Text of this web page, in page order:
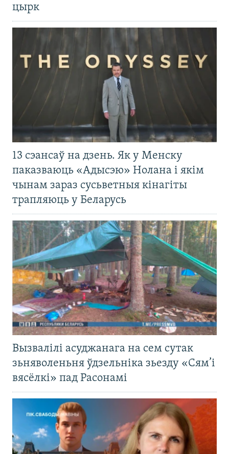
цырк
13 сэансаў на дзень. Як у Менску
паказваюць «Адысэю» Нолана і якім
чынам зараз сусьветныя кінагіты
трапляюць у Беларусь
Вызвалілі асуджанага на сем сутак
зьняволеньня ўдзельніка зьезду «Сям’і
вясёлкі» пад Расонамі